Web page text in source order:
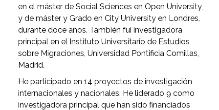
en el máster de Social Sciences en Open University,
y de máster y Grado en City University en Londres,
durante doce años. También fui investigadora
principal en el Instituto Universitario de Estudios
sobre Migraciones, Universidad Pontificia Comillas,
Madrid.
He participado en 14 proyectos de investigación
internacionales y nacionales. He liderado 9 como
investigadora principal que han sido financiados